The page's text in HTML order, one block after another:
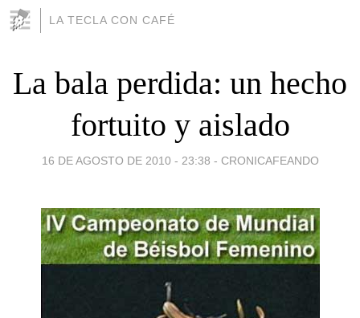
LA TECLA CON CAFÉ
La bala perdida: un hecho
fortuito y aislado
16 DE AGOSTO DE 2010 - 23:38 - CRONICAFEANDO